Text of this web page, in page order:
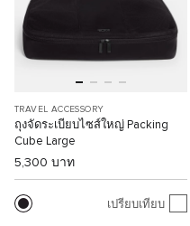
TRAVEL ACCESSORY
ถุงจัดระเบียบไซส์ใหญ่ Packing
Cube Large
5,300 บาท
เปรียบเทียบ